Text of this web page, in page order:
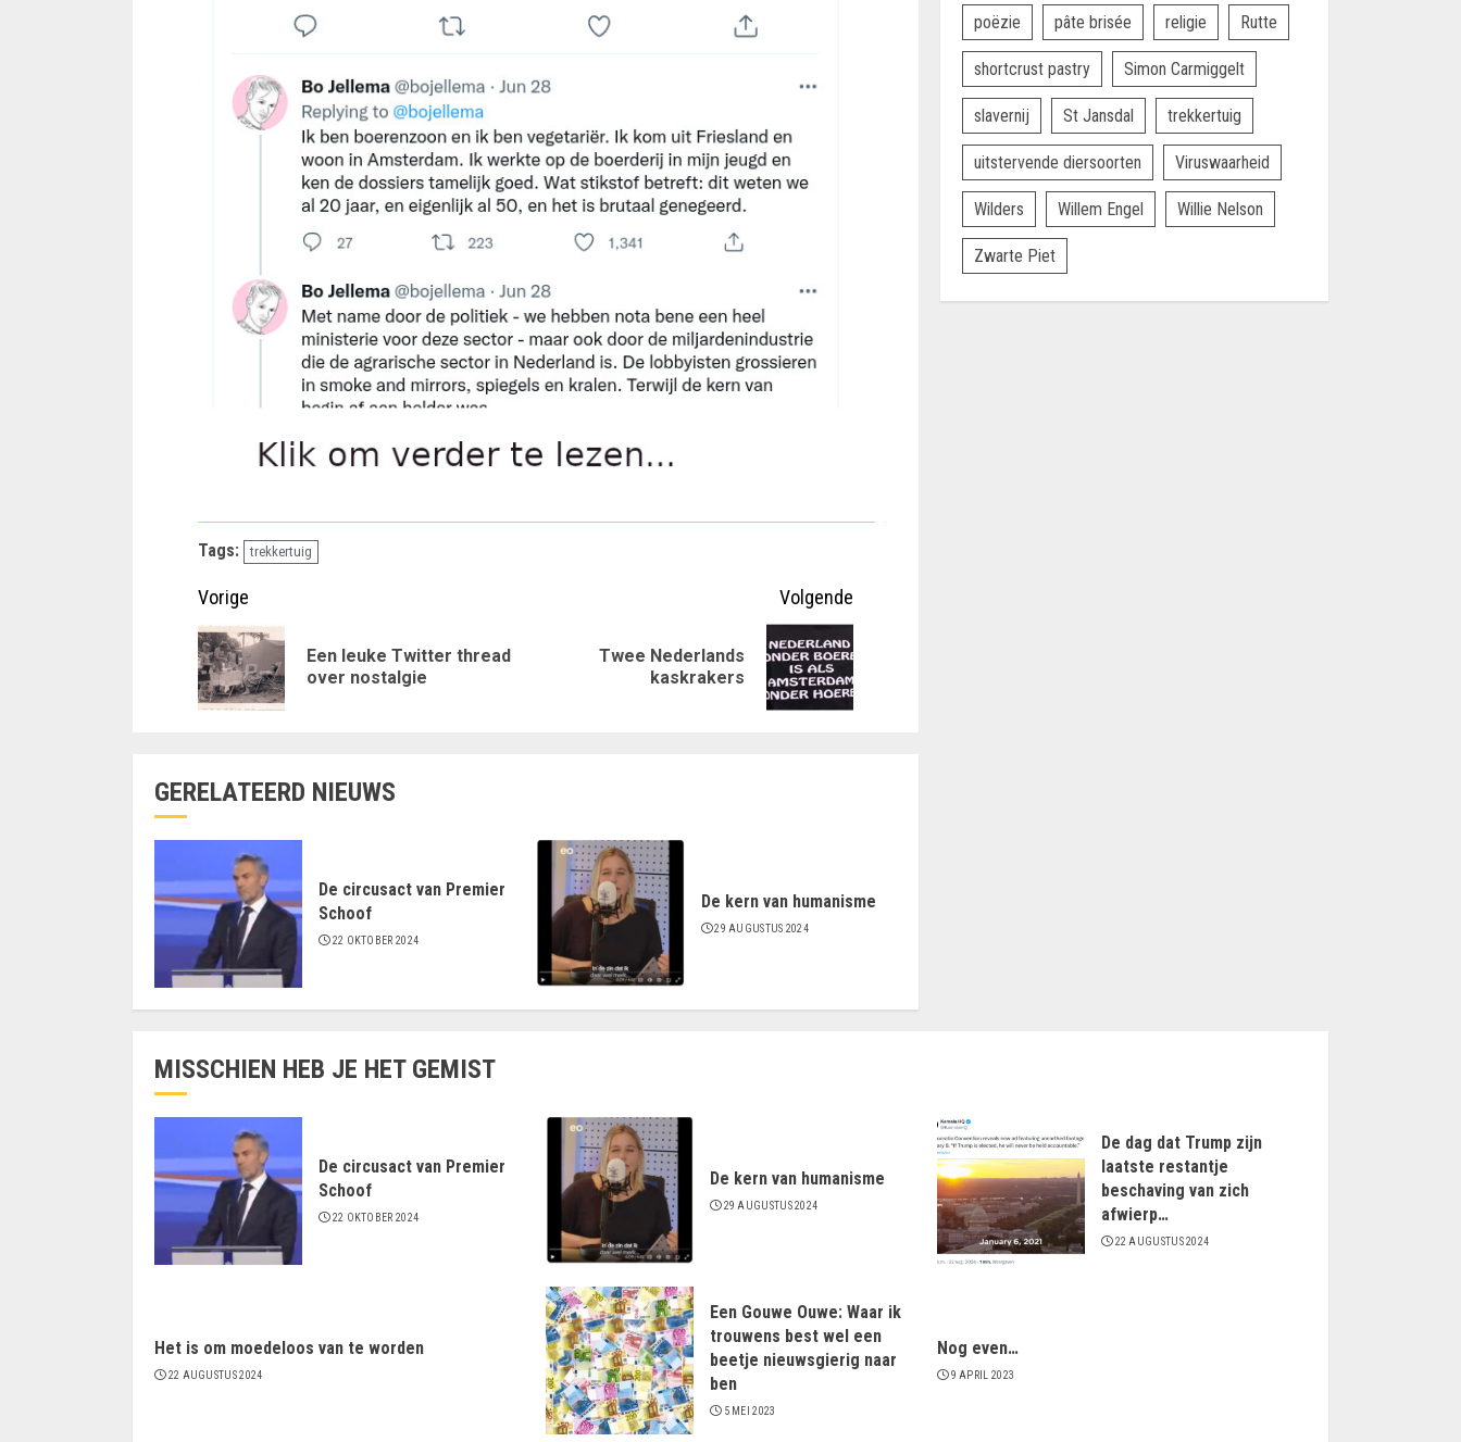
Tags: trekkertuig
Doorgaan
met
lezen
Vorige
Een leuke Twitter thread
over nostalgie
Volgende
Twee Nederlands
kaskrakers
GERELATEERD NIEUWS
De circusact van Premier
Schoof
22 OKTOBER 2024
De kern van humanisme
29 AUGUSTUS 2024
poëzie pâte brisée religie Rutte
shortcrust pastry Simon Carmiggelt
slavernij St Jansdal trekkertuig
uitstervende diersoorten Viruswaarheid
Wilders Willem Engel Willie Nelson
Zwarte Piet
MISSCHIEN HEB JE HET GEMIST
De circusact van Premier
Schoof
22 OKTOBER 2024
De kern van humanisme
29 AUGUSTUS 2024
De dag dat Trump zijn
laatste restantje
beschaving van zich
afwierp…
22 AUGUSTUS 2024
Het is om moedeloos van te worden
22 AUGUSTUS 2024
Een Gouwe Ouwe: Waar ik
trouwens best wel een
beetje nieuwsgierig naar
ben
5 MEI 2023
Nog even…
9 APRIL 2023